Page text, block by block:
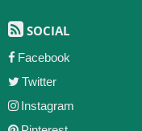
SOCIAL
Facebook
Twitter
Instagram